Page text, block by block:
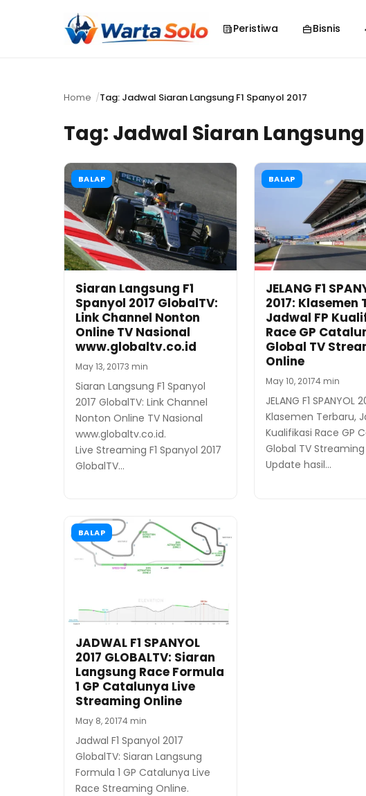
Peristiwa Bisnis
Home Tag: Jadwal Siaran Langsung F1 Spanyol 2017
Tag: Jadwal Siaran Langsung
BALAP
Siaran Langsung F1
Spanyol 2017 GlobalTV:
Link Channel Nonton
Online TV Nasional
www.globaltv.co.id
May 13, 20173 min
Siaran Langsung F1 Spanyol
2017 GlobalTV: Link Channel
Nonton Online TV Nasional
www.globaltv.co.id.
Live Streaming F1 Spanyol 2017
GlobalTV…
BALAP
JELANG F1
2017: Klasemen
Jadwal FP
Race GP
Global TV
Online
May 10, 20174 min
JELANG F1 SPANYOL
Klasemen Terbaru,
Kualifikasi Race GP
Global TV
Update hasil…
BALAP
JADWAL F1 SPANYOL
2017 GLOBALTV: Siaran
Langsung Race Formula
1 GP Catalunya Live
Streaming Online
May 8, 20174 min
Jadwal F1 Spanyol 2017
GlobalTV: Siaran Langsung
Formula 1 GP Catalunya Live
Race Streaming Online.